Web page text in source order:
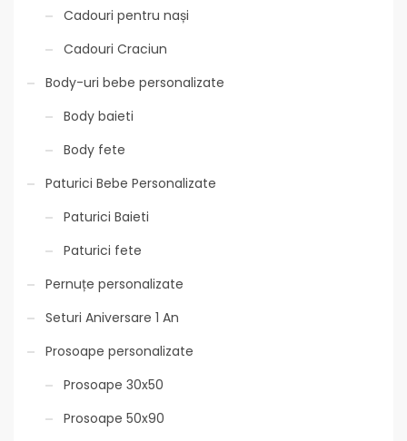
Cadouri pentru nași
Cadouri Craciun
Body-uri bebe personalizate
Body baieti
Body fete
Paturici Bebe Personalizate
Paturici Baieti
Paturici fete
Pernuțe personalizate
Seturi Aniversare 1 An
Prosoape personalizate
Prosoape 30x50
Prosoape 50x90